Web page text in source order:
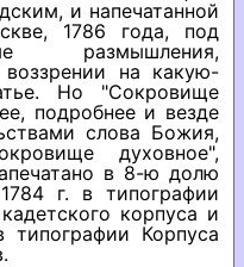
и напечатанной
1786 года, под
размышления,
на какую-
Но "Сокровище
подробнее и везде
слова Божия,
духовное",
в 8-ю долю
г. в типографии
корпуса и
Корпуса